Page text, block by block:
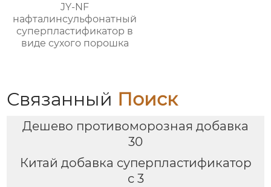
JY-NF
нафталинсульфонатный
суперпластификатор в
виде сухого порошка
Связанный Поиск
Дешево противоморозная добавка
30
Китай добавка суперпластификатор
с 3